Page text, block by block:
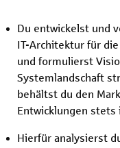
Du entwickelst und
IT-Architektur für
und formulierst
Systemlandschaft
behältst du den
Entwicklungen stets
Hierfür analysierst